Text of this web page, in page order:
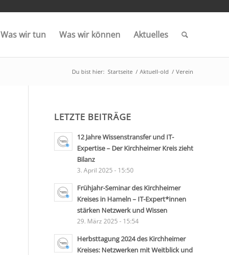
Was wir tun Was wir können Aktuelles
Du bist hier: Startseite / Aktuell-old / Verein
LETZTE BEITRÄGE
12 Jahre Wissenstransfer und IT-
Expertise – Der Kirchheimer Kreis zieht
Bilanz
3. April 2025 - 15:50
Frühjahr-Seminar des Kirchheimer
Kreises in Hameln – IT-Expert*innen
stärken Netzwerk und Wissen
29. März 2025 - 15:54
Herbsttagung 2024 des Kirchheimer
Kreises: Netzwerken mit Weitblick und